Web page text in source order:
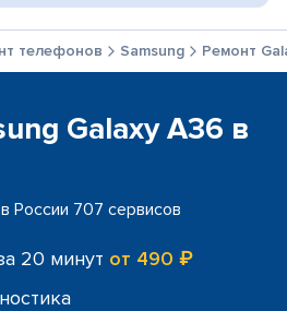
телефонов Samsung Ремонт
Galaxy A36 в
России 707 сервисов
20 минут от 490 ₽